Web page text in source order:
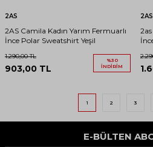
2AS
2AS Camila Kadın Yarım Fermuarlı
İnce Polar Sweatshirt Yeşil
1.290,00TL
903,00 TL
%30
İNDIRIM
2AS
1 2 3
E-BÜLTEN